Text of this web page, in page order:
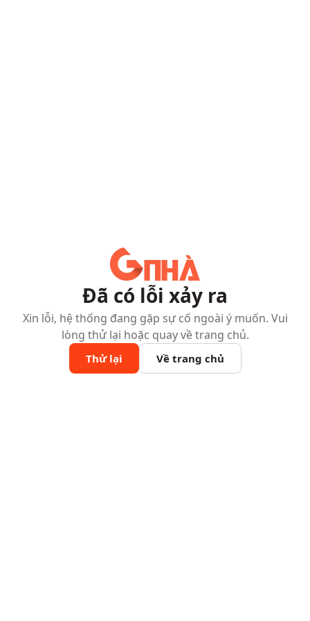
Đã có lỗi xảy ra
Xin lỗi, hệ thống đang gặp sự cố ngoài ý muốn. Vui
lòng thử lại hoặc quay về trang chủ.
Thử lại Về trang chủ